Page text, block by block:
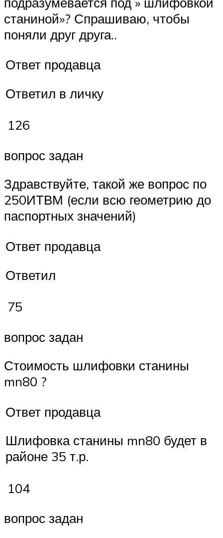
станиной»? Спрашиваю, чтобы
поняли друг друга..
Ответ продавца
Ответил в личку
126
вопрос задан
Здравствуйте, такой же вопрос по
250ИТВМ (если всю геометрию до
паспортных значений)
Ответ продавца
Ответил
75
вопрос задан
Стоимость шлифовки станины
mn80 ?
Ответ продавца
Шлифовка станины mn80 будет в
районе 35 т.р.
104
вопрос задан